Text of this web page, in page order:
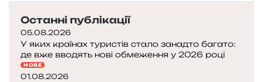
Останні публікації
05.08.2026
У яких країнах туристів стало занадто багато:
де вже вводять нові обмеження у 2026 році
НОВЕ
01.08.2026